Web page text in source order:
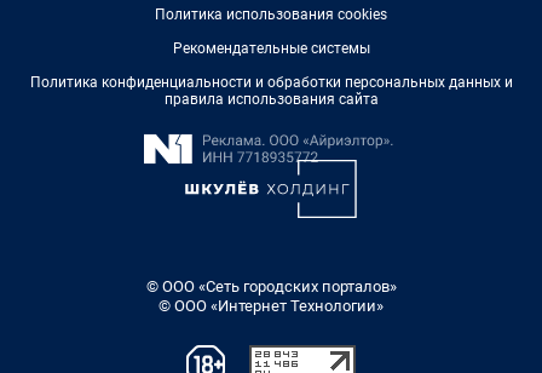
Политика использования cookies
Рекомендательные системы
Политика конфиденциальности и обработки персональных данных и
правила использования сайта
© ООО «Сеть городских порталов»
© ООО «Интернет Технологии»